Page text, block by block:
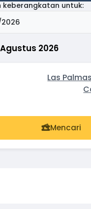
Agustus 2026
keberangkatan untuk:
Las
Mencari